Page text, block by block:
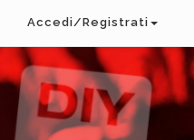
Accedi/Registrati